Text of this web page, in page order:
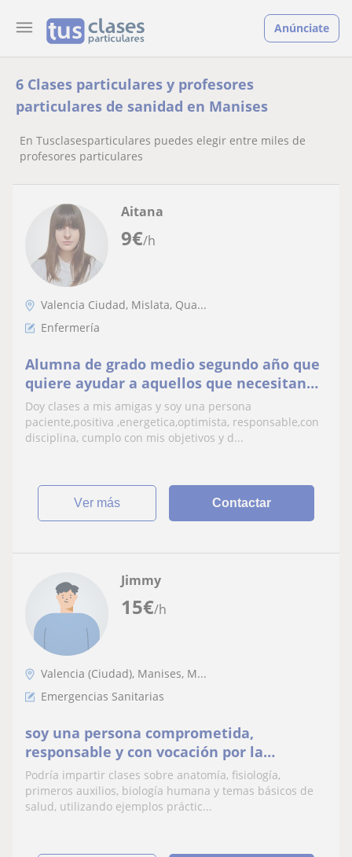
Anúnciate
6 Clases particulares y profesores
particulares de sanidad en Manises
En Tusclasesparticulares puedes elegir entre miles de
profesores particulares
9€/h
Aitana
Valencia Ciudad, Mislata, Qua...
Enfermería
Alumna de grado medio segundo año que
quiere ayudar a aquellos que necesitan
refuerzo
Doy clases a mis amigas y soy una persona
paciente,positiva ,energetica,optimista, responsable,con
disciplina, cumplo con mis objetivos y d...
ver más Contactar
15€/h
Jimmy
Valencia (Ciudad), Manises, M...
Emergencias Sanitarias
soy una persona comprometida,
responsable y con vocación por la
enseñanza en el área de medicina. Me
interesa esta oportunidad por
Podría impartir clases sobre anatomía, fisiología,
primeros auxilios, biología humana y temas básicos de
salud, utilizando ejemplos práctic...